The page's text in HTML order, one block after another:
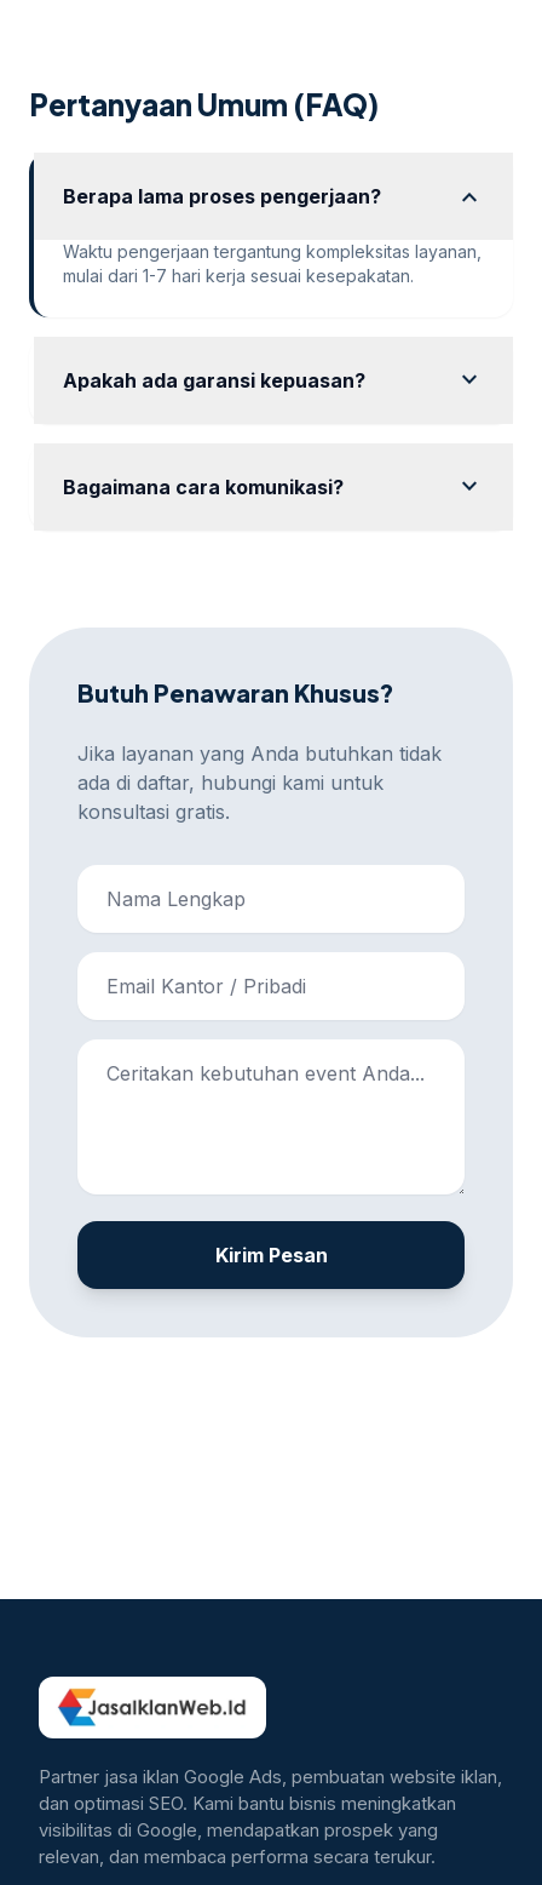
cukup? Atau […]
Pertanyaan Umum (FAQ)
Berapa lama proses pengerjaan? expand_more
Waktu pengerjaan tergantung kompleksitas layanan,
mulai dari 1-7 hari kerja sesuai kesepakatan.
Apakah ada garansi kepuasan? expand_more
Bagaimana cara komunikasi? expand_more
Butuh Penawaran Khusus?
Jika layanan yang Anda butuhkan tidak
ada di daftar, hubungi kami untuk
konsultasi gratis.
Kirim Pesan
Partner jasa iklan Google Ads, pembuatan website iklan,
dan optimasi SEO. Kami bantu bisnis meningkatkan
visibilitas di Google, mendapatkan prospek yang
relevan, dan membaca performa secara terukur.